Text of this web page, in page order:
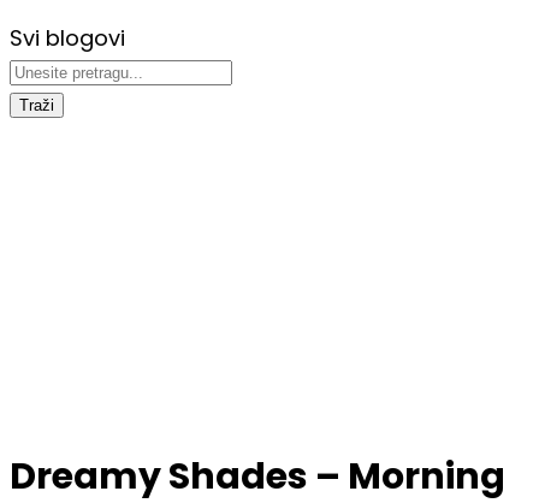
Svi blogovi
Traži
Dreamy Shades – Morning